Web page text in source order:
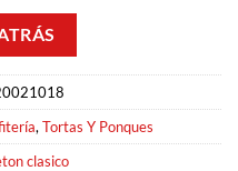
, Tortas Y Ponques
clasico